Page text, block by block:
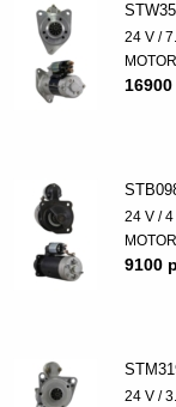
24 V /
24 V /
9100
24 V /